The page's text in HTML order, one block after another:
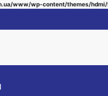
www/wp-content/themes/